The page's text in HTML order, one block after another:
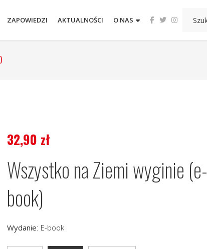
ZAPOWIEDZI AKTUALNOŚCI O NAS
32,90 zł
Wszystko na Ziemi wyginie (e-
book)
Wydanie: E-book